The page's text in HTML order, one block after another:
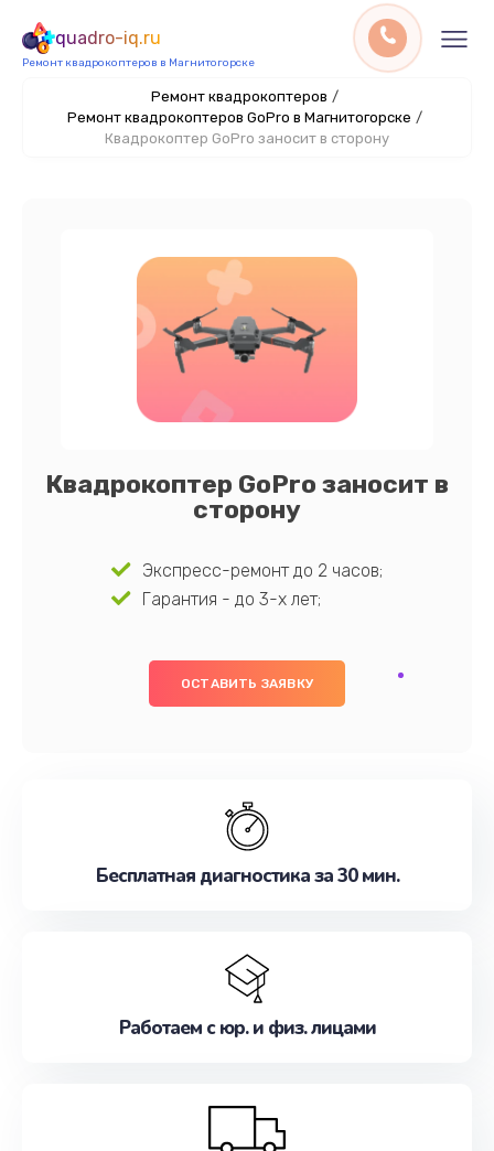
quadro-iq.ru
Ремонт квадрокоптеров в Магнитогорске
Ремонт квадрокоптеров /
Ремонт квадрокоптеров GoPro в Магнитогорске /
Квадрокоптер GoPro заносит в сторону
Квадрокоптер GoPro заносит в
сторону
Экспресс-ремонт до 2 часов;
Гарантия - до 3-х лет;
ОСТАВИТЬ ЗАЯВКУ
Бесплатная диагностика за 30 мин.
Работаем с юр. и физ. лицами